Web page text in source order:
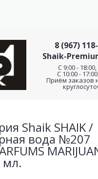
8 (967)
Shaik-
C 9:00 -
С 10:00 -
Приём заказов
Shaik SHAIK /
вода №207
мл.